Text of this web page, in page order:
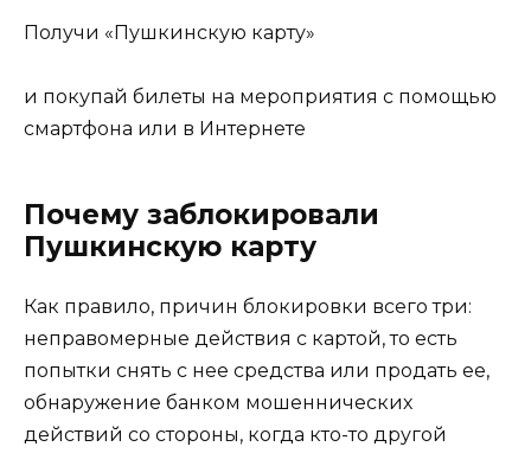
Получи «Пушкинскую карту»
и покупай билеты на мероприятия с помощью
смартфона или в Интернете
Почему заблокировали
Пушкинскую карту
Как правило, причин блокировки всего три:
неправомерные действия с картой, то есть
попытки снять с нее средства или продать ее,
обнаружение банком мошеннических
действий со стороны, когда кто-то другой